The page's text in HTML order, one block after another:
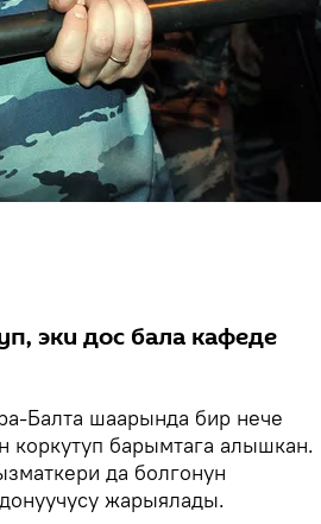
эки дос бала кафеде
Балта шаарында бир нече
коркутуп барымтага алышкан.
да болгонун
жарыялады.